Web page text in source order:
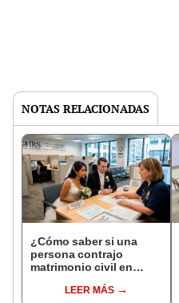
NOTAS RELACIONADAS
¿Cómo saber si una
persona contrajo
matrimonio civil en
LEER MÁS